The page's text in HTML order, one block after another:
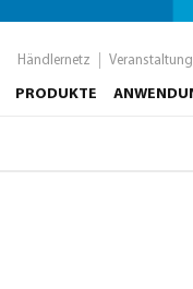
Händlernetz
PRODUKTE